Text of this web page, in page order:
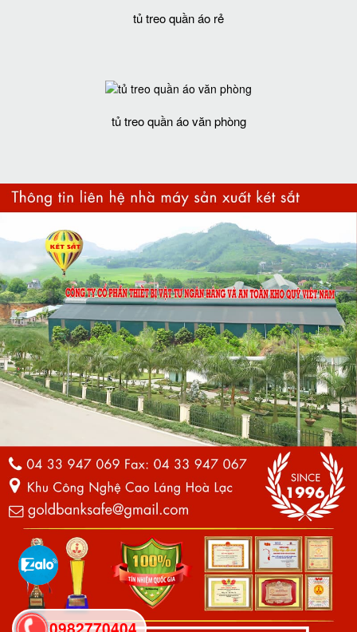
tủ treo quần áo rẻ
tủ treo quần áo văn phòng